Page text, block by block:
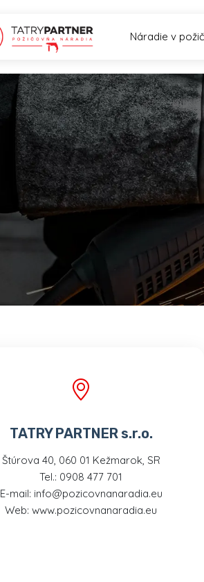
Náradie v
TATRY PARTNER s.r.o.
Štúrova 40, 060 01 Kežmarok, SR
Tel.: 0908 477 701
E-mail: info@pozicovnanaradia.eu
Web: www.pozicovnanaradia.eu